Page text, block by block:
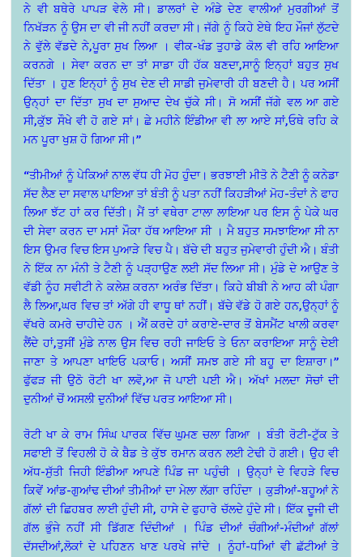
ਨੇ ਵੀ ਬਥੇਰੇ ਪਾਪੜ ਵੇਲੇ ਸੀ। ਡਾਲਰਾਂ ਦੇ ਅੰਡੇ ਦੇਣ ਵਾਲੀਆਂ ਮੁਰਗੀਆਂ ਤੋਂ
ਨਿਖੱੜਨ ਨੂੰ ਉਸ ਦਾ ਵੀ ਜੀ ਨਹੀਂ ਕਰਦਾ ਸੀ। ਜੱਗੇ ਨੂੰ ਕਿਹੇ ਏਥੇ ਇਹ ਮੌਜਾਂ ਲੁੱਟਦੇ
ਨੇ ਵੁੱਲੇ ਵੱਡਦੇ ਨੇ,ਪੂਰਾ ਸੁਖ ਲਿਆ । ਵੀਕ-ਖੰਡ ਤੁਹਾਡੇ ਕੋਲ ਵੀ ਰਹਿ ਆਇਆ
ਕਰਨਗੇ । ਸੇਵਾ ਕਰਨ ਦਾ ਤਾਂ ਸਾਡਾ ਹੀ ਹੱਕ ਬਣਦਾ,ਸਾਨੂੰ ਇਨ੍ਹਾਂ ਬਹੁਤ ਸੁਖ
ਦਿੱਤਾ । ਹੁਣ ਇਨ੍ਹਾਂ ਨੂੰ ਸੁਖ ਦੇਣ ਦੀ ਸਾਡੀ ਜੁਮੇਵਾਰੀ ਹੀ ਬਣਦੀ ਹੈ। ਪਰ ਅਸੀਂ
ਉਨ੍ਹਾਂ ਦਾ ਦਿੱਤਾ ਸੁਖ ਦਾ ਸੁਆਦ ਦੇਖ ਚੁੱਕੇ ਸੀ। ਸੋ ਅਸੀਂ ਜੱਗੇ ਵਲ ਆ ਗਏ
ਸੀ,ਕੁੱਝ ਸੌਖੇ ਵੀ ਹੋ ਗਏ ਸਾਂ। ਛੇ ਮਹੀਨੇ ਇੰਡੀਆ ਵੀ ਲਾ ਆਏ ਸਾਂ,ਓਥੇ ਰਹਿ ਕੇ
ਮਨ ਪੂਰਾ ਖੁਸ਼ ਹੋ ਗਿਆ ਸੀ।”
“ਤੀਮੀਆਂ ਨੂੰ ਪੇਕਿਆਂ ਨਾਲ ਵੱਧ ਹੀ ਮੋਹ ਹੁੰਦਾ। ਭਰਝਾਈ ਮੀਤੋ ਨੇ ਟੈਣੀ ਨੂੰ ਕਨੇਡਾ
ਸੱਦ ਲੈਣ ਦਾ ਸਵਾਲ ਪਾਇਆ ਤਾਂ ਬੰਤੀ ਨੂੰ ਪਤਾ ਨਹੀਂ ਕਿਹੜੀਆਂ ਮੋਹ-ਤੰਦਾਂ ਨੇ ਫਾਹ
ਲਿਆ ਝੱਟ ਹਾਂ ਕਰ ਦਿੱਤੀ। ਮੈਂ ਤਾਂ ਵਥੇਰਾ ਟਾਲਾ ਲਾਇਆ ਪਰ ਇਸ ਨੂੰ ਪੇਕੇ ਘਰ
ਦੀ ਸੇਵਾ ਕਰਨ ਦਾ ਮਸਾਂ ਮੌਕਾ ਹੱਥ ਆਇਆ ਸੀ । ਮੈ ਬਹੁਤ ਸਮਝਾਇਆ ਸੀ ਨਾ
ਇਸ ਉਮਰ ਵਿਚ ਇਸ ਪੁਆੜੇ ਵਿਚ ਪੈ। ਬੱਚੇ ਦੀ ਬਹੁਤ ਜੁਮੇਵਾਰੀ ਹੁੰਦੀ ਐ। ਬੰਤੀ
ਨੇ ਇੱਕ ਨਾ ਮੰਨੀ ਤੇ ਟੈਣੀ ਨੂੰ ਪੜ੍ਹਾਉਣ ਲਈ ਸੱਦ ਲਿਆ ਸੀ। ਮੁੰਡੇ ਦੇ ਆਉਣ ਤੇ
ਵੱਡੀ ਨੂੰਹ ਸਵੀਟੀ ਨੇ ਕਲੇਸ਼ ਕਰਨਾ ਅਰੰਭ ਦਿੱਤਾ। ਕਿਹੇ ਬੀਬੀ ਨੇ ਆਹ ਕੀ ਪੰਗਾ
ਲੈ ਲਿਆ,ਘਰ ਵਿਚ ਤਾਂ ਅੱਗੇ ਹੀ ਵਾਧੂ ਥਾਂ ਨਹੀਂ। ਬੱਚੇ ਵੱਡੇ ਹੋ ਗਏ ਹਨ,ਉਨ੍ਹਾਂ ਨੂੰ
ਵੱਖਰੇ ਕਮਰੇ ਚਾਹੀਦੇ ਹਨ । ਐਂ ਕਰਦੇ ਹਾਂ ਕਰਾਏ-ਦਾਰ ਤੋਂ ਬੇਸਮੈਂਟ ਖਾਲੀ ਕਰਵਾ
ਲੈਂਦੇ ਹਾਂ,ਤੁਸੀਂ ਮੁੰਡੇ ਨਾਲ ਉਸ ਵਿਚ ਰਹੀ ਜਾਇਓ ਤੇ ਓਨਾ ਕਰਾਇਆ ਸਾਨੂੰ ਦੇਈ
ਜਾਣਾ ਤੇ ਆਪਣਾ ਖਾਇਓ ਪਕਾਓ। ਅਸੀਂ ਸਮਝ ਗਏ ਸੀ ਬਹੂ ਦਾ ਇਸ਼ਾਰਾ।”
ਫੁੱਫੜ ਜੀ ਉਠੋ ਰੋਟੀ ਖਾ ਲਵੋ,ਆ ਜੋ ਪਾਈ ਪਈ ਐ। ਅੱਖਾਂ ਮਲਦਾ ਸੋਚਾਂ ਦੀ
ਦੁਨੀਆਂ ਚੋਂ ਅਸਲੀ ਦੁਨੀਆਂ ਵਿੱਚ ਪਰਤ ਆਇਆ ਸੀ।
ਰੋਟੀ ਖਾ ਕੇ ਰਾਮ ਸਿੰਘ ਪਾਰਕ ਵਿੱਚ ਘੁਮਣ ਚਲਾ ਗਿਆ । ਬੰਤੀ ਰੋਟੀ-ਟੁੱਕ ਤੇ
ਸਫਾਈ ਤੋਂ ਵਿਹਲੀ ਹੋ ਕੇ ਬੈਡ ਤੇ ਕੁੱਝ ਰਮਾਨ ਕਰਨ ਲਈ ਟੇਢੀ ਹੋ ਗਈ। ਉਹ ਵੀ
ਅੱਧ-ਸੁੱਤੀ ਜਿਹੀ ਇੰਡੀਆ ਆਪਣੇ ਪਿੰਡ ਜਾ ਪਹੁੰਚੀ । ਉਨ੍ਹਾਂ ਦੇ ਵਿਹੜੇ ਵਿਚ
ਕਿਵੇਂ ਆਂਡ-ਗੁਆਂਢ ਦੀਆਂ ਤੀਮੀਆਂ ਦਾ ਮੇਲਾ ਲੱਗਾ ਰਹਿੰਦਾ । ਕੁੜੀਆਂ-ਬਹੂਆਂ ਨੇ
ਗੱਲਾਂ ਦੀ ਛਿਹਬਰ ਲਾਈ ਹੁੰਦੀ ਸੀ,ਹਾਸੇ ਦੇ ਫੁਹਾਰੇ ਚੱਲਦੇ ਹੁੰਦੇ ਸੀ। ਇੱਕ ਦੂਜੀ ਦੀ
ਗੱਲ ਭੁੰਜੇ ਨਹੀਂ ਸੀ ਡਿੱਗਣ ਦਿੰਦੀਆਂ । ਪਿੰਡ ਦੀਆਂ ਚੰਗੀਆਂ-ਮੰਦੀਆਂ ਗੱਲਾਂ
ਦੱਸਦੀਆਂ,ਲੋਕਾਂ ਦੇ ਪਹਿਣਨ ਖਾਣ ਪਰਖੇ ਜਾਂਦੇ । ਨੂੰਹਾਂ-ਧਅਿਾਂ ਵੀ ਛੱਟੀਆਂ ਤੇ